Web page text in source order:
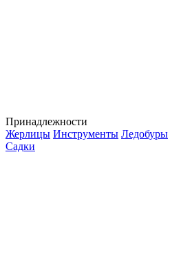
Принадлежности
Жерлицы Инструменты Ледобуры
Садки